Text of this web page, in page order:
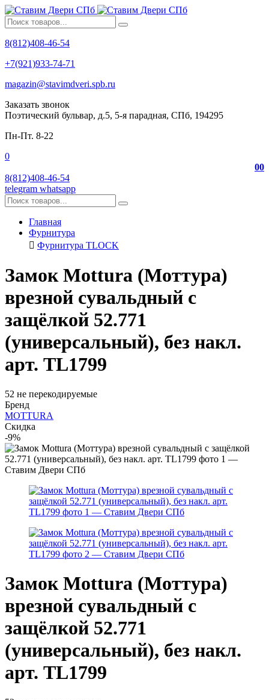
8(812)408-46-54
+7(921)933-74-71
magazin@stavimdveri.spb.ru
Заказать звонок
Поэтический бульвар, д.5, 5-я парадная, СПб, 194295
Пн-Пт. 8-22
0
00
8(812)408-46-54
telegram whatsapp
Главная
Фурнитура
Фурнитура TLOCK
Замок Mottura (Моттура)
врезной сувальдный с
защёлкой 52.771
(универсальный), без накл.
арт. TL1799
52 не перекодируемые
Бренд
MOTTURA
Скидка
-9%
Замок Mottura (Моттура)
врезной сувальдный с
защёлкой 52.771
(универсальный), без накл.
арт. TL1799